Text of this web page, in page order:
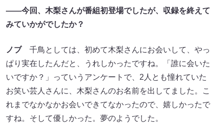
――今回、木梨さんが番組初登場でしたが、収録を終えて
みていかがでしたか？
ノブ千鳥としては、初めて木梨さんにお会いして、やっ
ぱり実在したんだと、うれしかったですね。「誰に会いた
いですか？」っていうアンケートで、2人とも憧れていた
お笑い芸人さんに、木梨さんのお名前を出してました。こ
れまでなかなかお会いできてなかったので、嬉しかったで
すね。そして優しかった。夢のようでした。